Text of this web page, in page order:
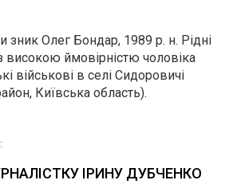
зник Олег Бондар, 1989 р. н. Рідні
високою ймовірністю чоловіка
військові в селі Сидоровичі
Київська область).
ІРИНУ ДУБЧЕНКО